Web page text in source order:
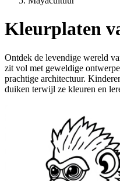
Kleurplaten
Ontdek de levendige wereld
zit vol met geweldige
prachtige architectuur.
duiken terwijl ze kleuren en